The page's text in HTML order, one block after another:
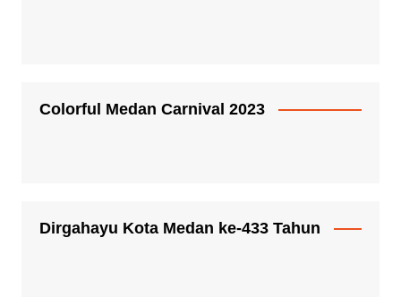
Colorful Medan Carnival 2023
Dirgahayu Kota Medan ke-433 Tahun